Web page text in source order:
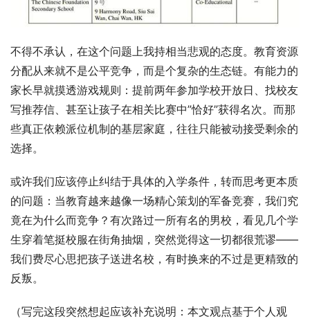
不得不承认，在这个问题上我持相当悲观的态度。教育资源
分配从来就不是公平竞争，而是个复杂的生态链。有能力的
家长早就摸透游戏规则：提前两年参加学校开放日、找校友
写推荐信、甚至让孩子在相关比赛中”恰好”获得名次。而那
些真正依赖派位机制的基层家庭，往往只能被动接受剩余的
选择。
或许我们应该停止纠结于具体的入学条件，转而思考更本质
的问题：当教育越来越像一场精心策划的军备竞赛，我们究
竟在为什么而竞争？有次路过一所有名的男校，看见几个学
生穿着笔挺校服在街角抽烟，突然觉得这一切都很荒谬——
我们费尽心思把孩子送进名校，有时换来的不过是更精致的
反叛。
（写完这段突然想起应该补充说明：本文观点基于个人观